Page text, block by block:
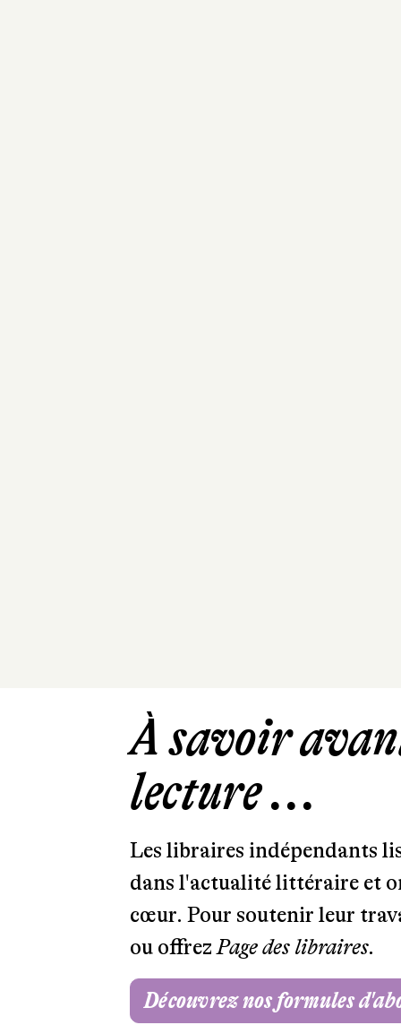
À savoir
lecture ...
Les libraires indépendants
dans l'actualité littéraire et
cœur. Pour soutenir leur
ou offrezPage des libraires.
Découvrez nos formules